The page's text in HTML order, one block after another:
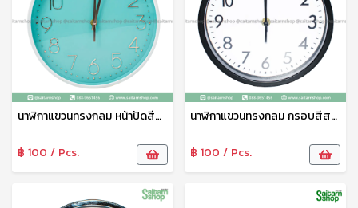
นาฬิกาแขวนทรงกลม หน้าปัดสีพาสเทล สไตล์มินิมอล เรียบง่ายมีสไตล์ นาฬิกาติดผนัง เข็มเดินเรียบ ไร้เสียง คุณภาพดี แข็งแรง ทนทาน No.23209
฿ 100 / Pcs.
นาฬิกาแขวนทรงกลม กรอบสีสด ตัวเลขใหญ่ นาฬิกาติดผนัง เข็มเดินเรียบ ไร้เสียง คุณภาพดี แข็งแรง ทนทาน No.23189
฿ 100 / Pcs.